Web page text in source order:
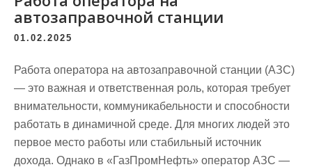
автозаправочной станции
01.02.2025
Работа оператора на автозаправочной станции (АЗС)
— это важная и ответственная роль, которая требует
внимательности, коммуникабельности и способности
работать в динамичной среде. Для многих людей это
первое место работы или стабильный источник
дохода. Однако в «ГазПромНефть» оператор АЗС —